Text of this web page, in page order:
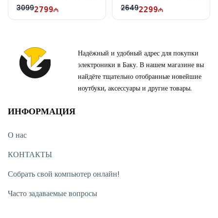
WUXGA | 165Hz | Win11
30992799
FHD | 144Hz
26492299
Надёжный и удобный адрес для покупки
электроники в Баку. В нашем магазине вы
найдёте тщательно отобранные новейшие
ноутбуки, аксессуары и другие товары.
ИНФОРМАЦИЯ
О нас
КОНТАКТЫ
Собрать свой компьютер онлайн!
Часто задаваемые вопросы